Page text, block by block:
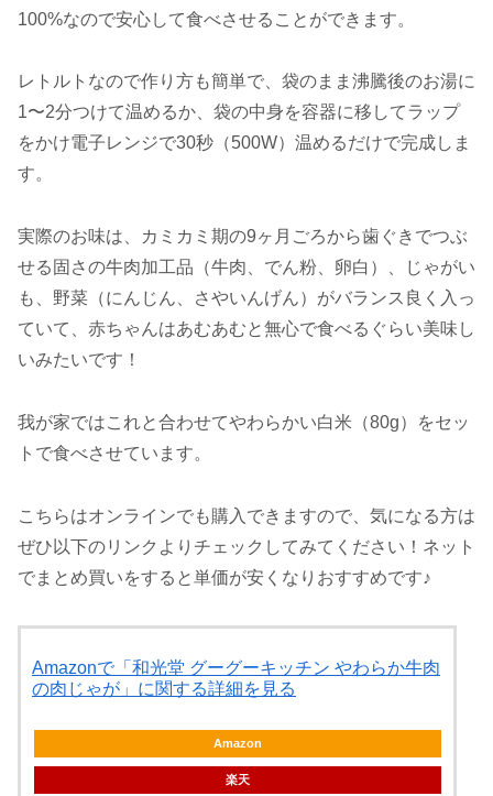
100%なので安心して食べさせることができます。
レトルトなので作り方も簡単で、袋のまま沸騰後のお湯に
1〜2分つけて温めるか、袋の中身を容器に移してラップ
をかけ電子レンジで30秒（500W）温めるだけで完成しま
す。
実際のお味は、カミカミ期の9ヶ月ごろから歯ぐきでつぶ
せる固さの牛肉加工品（牛肉、でん粉、卵白）、じゃがい
も、野菜（にんじん、さやいんげん）がバランス良く入っ
ていて、赤ちゃんはあむあむと無心で食べるぐらい美味し
いみたいです！
我が家ではこれと合わせてやわらかい白米（80g）をセッ
トで食べさせています。
こちらはオンラインでも購入できますので、気になる方は
ぜひ以下のリンクよりチェックしてみてください！ネット
でまとめ買いをすると単価が安くなりおすすめです♪
Amazonで「和光堂 グーグーキッチン やわらか牛肉
の肉じゃが」に関する詳細を見る
Amazon
楽天